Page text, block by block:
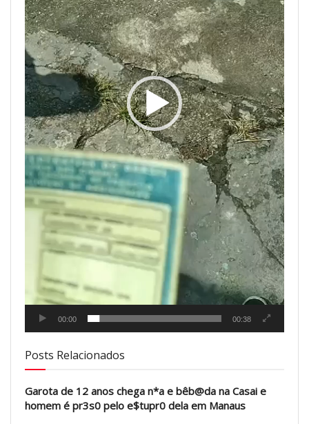
00:00 00:38
Posts Relacionados
Garota de 12 anos chega n*a e bêb@da na Casai e
homem é pr3s0 pelo e$tupr0 dela em Manaus